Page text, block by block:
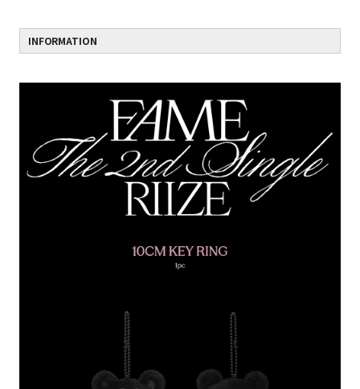
INFORMATION